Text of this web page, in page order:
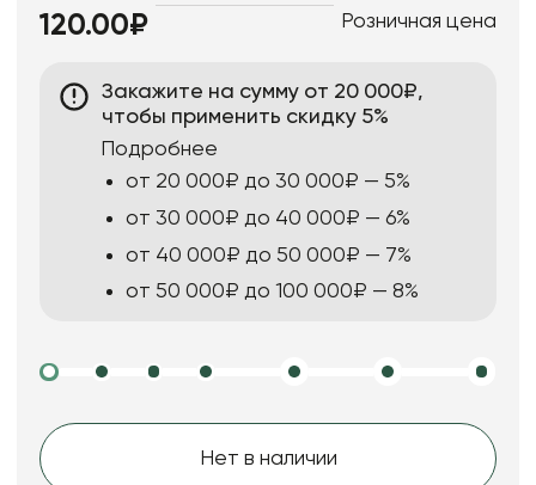
120.00₽ Розничная цена
Закажите на сумму от 20 000₽,
чтобы применить скидку 5%
Подробнее
от 20 000₽ до 30 000₽ — 5%
от 30 000₽ до 40 000₽ — 6%
от 40 000₽ до 50 000₽ — 7%
от 50 000₽ до 100 000₽ — 8%
Нет в наличии